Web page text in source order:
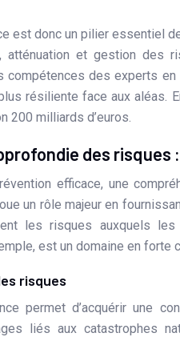
est donc un pilier essentiel
atténuation et gestion des
compétences des experts
résiliente face aux aléas.
200 milliards d’euros.
des risques
efficace, une
un rôle majeur en
les risques auxquels
est un domaine en forte
risques
permet d’acquérir une
liés aux catastrophes